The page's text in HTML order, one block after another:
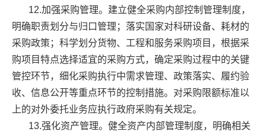
12.加强采购管理。建立健全采购内部控制管理制度，
明确职责划分与归口管理；落实国家对科研设备、耗材的
采购政策；科学划分货物、工程和服务采购项目，根据采
购项目特点选择适宜的采购方式，确定采购过程中的关键
管控环节，细化采购执行中需求管理、政策落实、履约验
收、信息公开等重点环节的控制措施。对采购限额标准以
上的对外委托业务应执行政府采购有关规定。
13.强化资产管理。健全资产内部管理制度，明确相关